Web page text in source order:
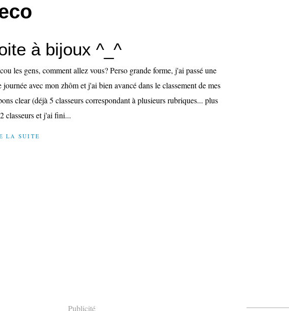
à bijoux ^_^
les gens, comment allez vous? Perso grande forme, j'ai passé une
journée avec mon zhôm et j'ai bien avancé dans le classement de mes
clear (déjà 5 classeurs correspondant à plusieurs rubriques... plus
classeurs et j'ai fini...
LA SUITE
Publicité